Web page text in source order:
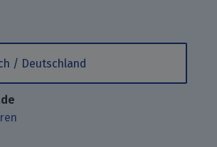
unsere Blogbeiträge mit
bei GitHub.
Dich mit uns über
/ Deutschland